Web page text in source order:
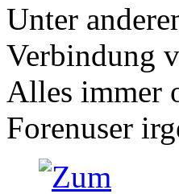
Unter
Verbindung
Alles immer
Forenuser